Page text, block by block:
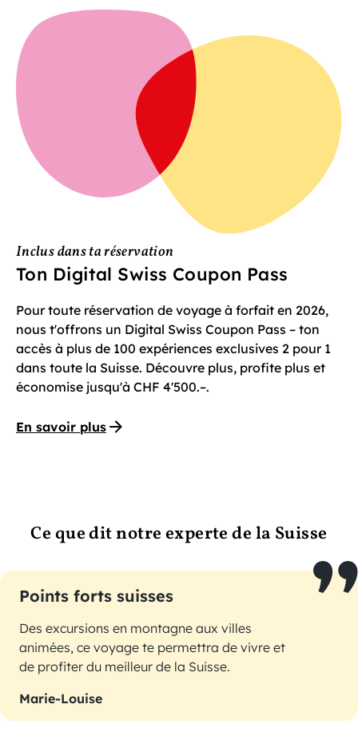
Inclus dans ta réservation
Ton Digital Swiss Coupon Pass
Pour toute réservation de voyage à forfait en 2026,
nous t'offrons un Digital Swiss Coupon Pass – ton
accès à plus de 100 expériences exclusives 2 pour 1
dans toute la Suisse. Découvre plus, profite plus et
économise jusqu'à CHF 4'500.–.
En savoir plus
Ce que dit notre experte de la Suisse
Points forts suisses
Des excursions en montagne aux villes
animées, ce voyage te permettra de vivre et
de profiter du meilleur de la Suisse.
Marie-Louise